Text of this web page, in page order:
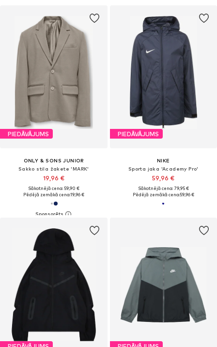
PIEDĀVĀJUMS
ONLY & SONS JUNIOR
Sakko stila žakete 'MARK'
19,96 €
Sākotnējā cena: 59,90 €
Pēdējā zemākā cena:19,96 €
PIEDĀVĀJUMS
NIKE
Sporta jaka 'Academy Pro'
59,96 €
Sākotnējā cena: 79,95 €
Pēdējā zemākā cena:59,96 €